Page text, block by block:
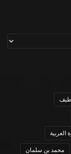
محمد بن سلمان